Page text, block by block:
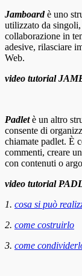
Jamboardè uno
utilizzato da
collaborazione in
adesive, rilasciare
Web.
video tutorial
Padletè un altro
consente di
chiamate padlet. È
commenti, creare
con contenuti o
video tutorial
1. cosa si può
2. come costruirlo
3. come